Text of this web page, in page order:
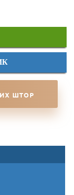
ШТОР